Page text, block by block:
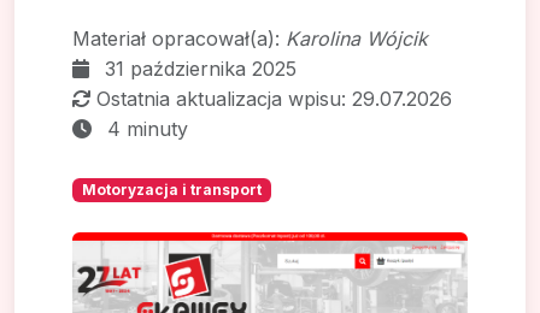
Materiał opracował(a): Karolina Wójcik
31 października 2025
Ostatnia aktualizacja wpisu: 29.07.2026
4 minuty
Motoryzacja i transport